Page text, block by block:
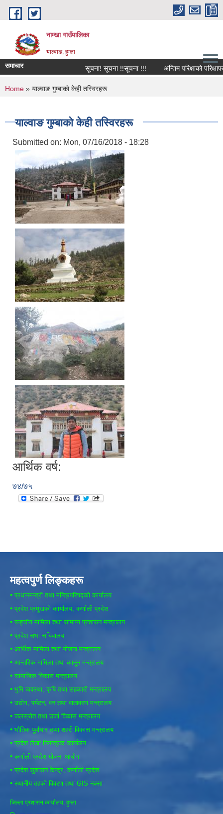
Skip to main content
नाम्खा गाउँपालिका
याल्वाङ, हुम्ला
समाचार सूचना! सूचना !!सूचना !!! अन्तिम परिक्षाको
You are here
Home » याल्वाङ गुम्बाकाे केही तस्विरहरू
याल्वाङ गुम्बाकाे केही तस्विरहरू
Submitted on: Mon, 07/16/2018 - 18:28
आर्थिक वर्ष:
७४/७५
महत्वपुर्ण लिङ्कहरू
• प्रधानमन्त्री तथा मन्त्रिपरिषद्को कार्यालय
• प्रदेश प्रमुखको कार्यालय, कर्णाली प्रदेश
• सङ्घीय मामिला तथा सामान्य प्रशासन मन्त्रालय
• प्रदेश सभा सचिवालय
• आर्थिक मामिला तथा योजना मन्त्रालय
• आन्तरिक मामिला तथा कानून मन्त्रालय
• सामाजिक विकास मन्त्रालय
• भुमि व्यवस्था, कृषि तथा सहकारी मन्त्रालय
• उद्योग, पर्यटन, वन तथा वातावरण मन्त्रालय
• जलस्रोत तथा उर्जा विकास मन्त्रालय
• भौतिक पूर्वाधार तथा शहरी विकास मन्त्रालय
• प्रदेश लेखा नियन्त्रक कार्यालय
• कर्णाली प्रदेश योजना आयोग
• प्रदेश सुशासन केन्द्र, कर्णाली प्रदेश
• स्थानीय तहको विवरण तथा GIS नक्सा
जिल्ला प्रशासन कार्यालय, हुम्ला